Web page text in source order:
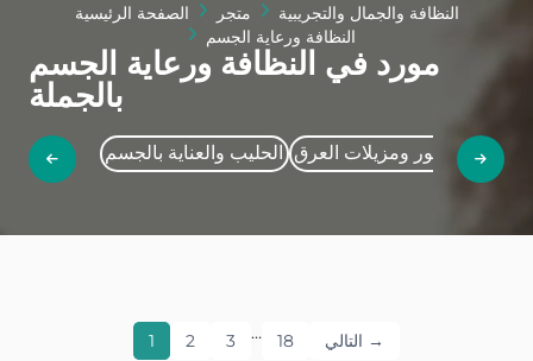
الصفحة الرئيسية متجر
النظافة والجمال والتجريبية
النظافة ورعاية الجسم
مورد في النظافة ورعاية الجسم
بالجملة
الحليب والعناية بالجسم العطور ومزيلات العرق
1 2 3 … 18 التالي →